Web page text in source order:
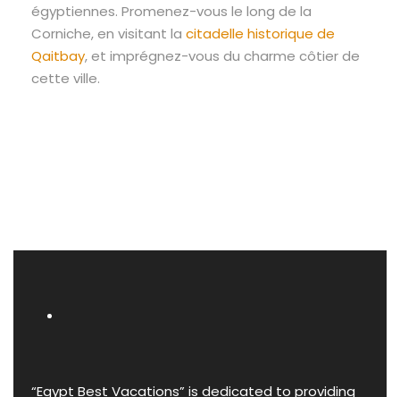
égyptiennes. Promenez-vous le long de la
Corniche, en visitant la citadelle historique de
Qaitbay, et imprégnez-vous du charme côtier de
cette ville.
“Egypt Best Vacations” is dedicated to providing